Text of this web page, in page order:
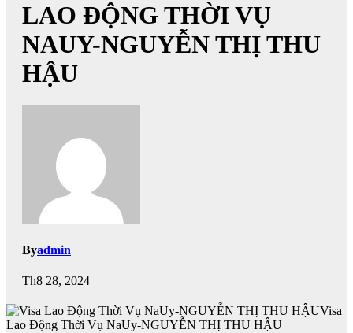
LAO ĐỘNG THỜI VỤ
NAUY-NGUYỄN THỊ THU
HẬU
Byadmin
Th8 28, 2024
Visa
Lao Động Thời Vụ NaUy-NGUYỄN THỊ THU HẬU